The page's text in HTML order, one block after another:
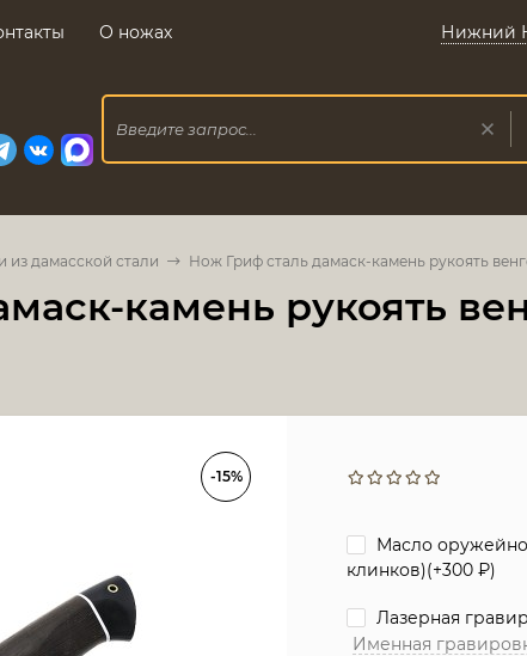
О ножах Нижний
из дамасской стали Нож Гриф сталь дамаск-камень рукоять
камень рукоять
-15%
Масло
клинков)(+300₽)
Лазерная
Именная